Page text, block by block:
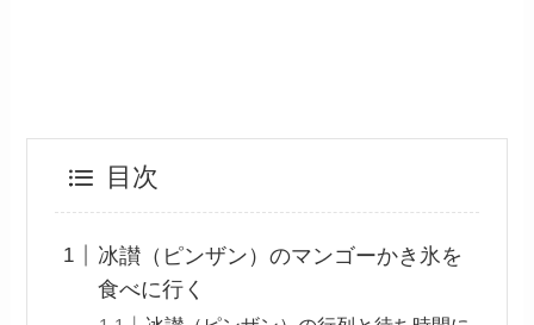
目次
冰讃（ピンザン）のマンゴーかき氷を
食べに行く